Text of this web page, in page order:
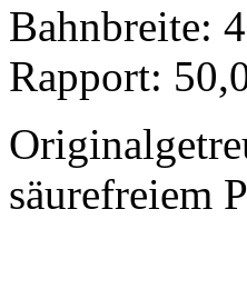
Bahnbreite:
Rapport:
säurefreiem